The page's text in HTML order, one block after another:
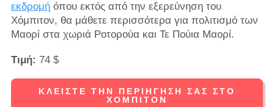
εκδρομήόπου εκτός από την εξερεύνηση του
Χόμπιτον, θα μάθετε περισσότερα για πολιτισμό των
Μαορί στα χωριά Ροτορούα και Τε Πούια Μαορί.
Τιμή: 74 $
ΚΛΕΊΣΤΕ ΤΗΝ ΠΕΡΙΉΓΗΣΉ ΣΑΣ ΣΤΟ
ΧΌΜΠΙΤΟΝ